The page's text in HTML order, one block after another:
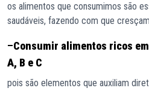
os alimentos que consumimos são
saudáveis, fazendo com que
–Consumir alimentos ricos
A, B e C
pois são elementos que auxiliam